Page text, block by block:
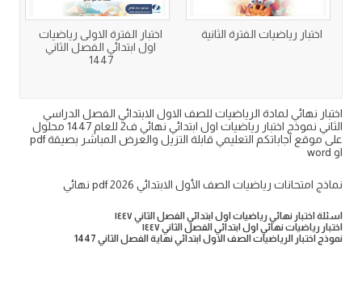
اختبار رياضيات الفترة الثانية
اختبار الفترة الاولى رياضيات
اول ابتدائي الفصل الثاني
1447
اختبار نهائي لمادة الرياضيات للصف الاول الابتدائي الفصل الدراسي
الثاني نموذج اختبار رياضيات اول ابتدائي نهائي ف2 للعام 1447 محلول
على موقع اجاباتكم التعليمي قابلة التزيل والعرض المباشر بصيقة pdf
او word
نماذج امتحانات رياضيات الصف الأول الابتدائي pdf 2026 نهائي
اسئلة اختبار نهائي رياضيات اول ابتدائي الفصل الثاني ١٤٤٧
اختبار رياضيات نهائي اول ابتدائي الفصل الثاني ١٤٤٧
نموذج اختبار الرياضيات الصف الاول ابتدائي نهاية الفصل الثاني 1447